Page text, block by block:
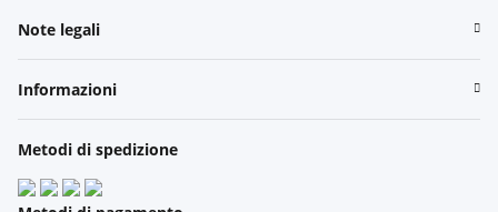
Note legali
Informazioni
Metodi di spedizione